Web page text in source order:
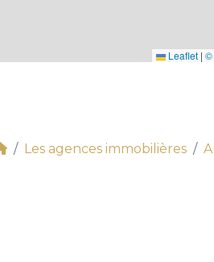
Leaflet | ©
Les agences immobilières